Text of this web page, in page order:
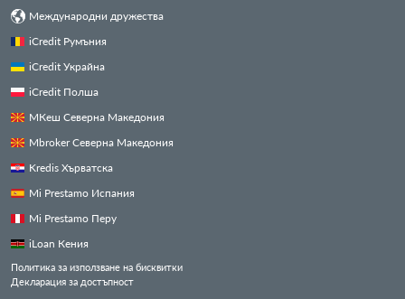
Международни дружества
iCredit Румъния
iCredit Украйна
iCredit Полша
МКеш Северна Македония
Mbroker Северна Македония
Kredis Хърватска
Mi Prestamo Испания
Mi Prestamo Перу
iLoan Кения
Политика за използване на бисквитки
Декларация за достъпност